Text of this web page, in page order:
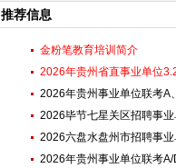
推荐信息
金粉笔教育培训简介
2026年贵州省直事业单位
2026年贵州事业单位联考A
2026毕节七星关区招聘事
2026六盘水盘州市招聘事
名|3.21-22笔试）
2026年贵州事业单位联考A/